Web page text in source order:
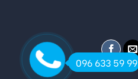
096 633 59 99